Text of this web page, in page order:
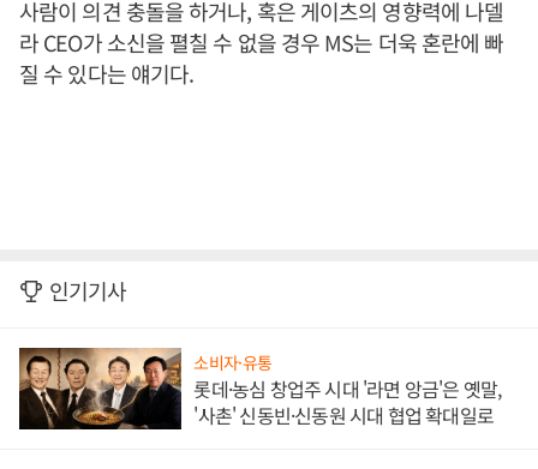
사람이 의견 충돌을 하거나, 혹은 게이츠의 영향력에 나델
라 CEO가 소신을 펼칠 수 없을 경우 MS는 더욱 혼란에 빠
질 수 있다는 얘기다.
인기기사
소비자·유통
롯데·농심 창업주 시대 '라면 앙금'은 옛말,
'사촌' 신동빈·신동원 시대 협업 확대일로